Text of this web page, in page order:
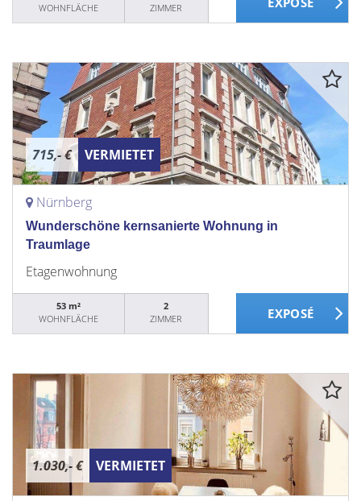
WOHNFLÄCHE
ZIMMER
715,- € VERMIETET
Nürnberg
Wunderschöne kernsanierte Wohnung in
Traumlage
Etagenwohnung
53 m²
WOHNFLÄCHE
2
ZIMMER
1.030,- € VERMIETET